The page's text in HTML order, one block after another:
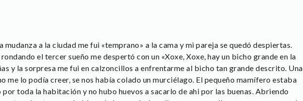
mudanza a la ciudad me fui «temprano» a la cama y mi pareja se quedó despiertas.
el tercer sueño me despertó con un «Xoxe, Xoxe, hay un bicho grande en la
y la sorpresa me fui en calzoncillos a enfrentarme al bicho tan grande descrito. Una
me lo podía creer, se nos había colado un murciélago. El pequeño mamífero estaba
toda la habitación y no hubo huevos a sacarlo de ahi por las buenas. Abriendo